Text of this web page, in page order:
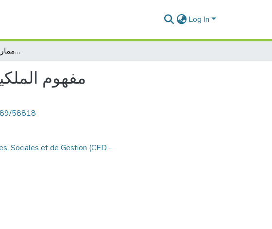
Log In
مفهوم الملكية البرلمانية و طبيعة ممارسة السلطة في المغرب
مفهوم
58818
Sociales et de Gestion (CED -